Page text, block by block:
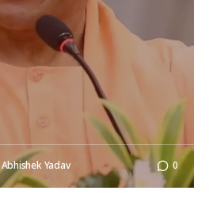
Abhishek Yadav 0